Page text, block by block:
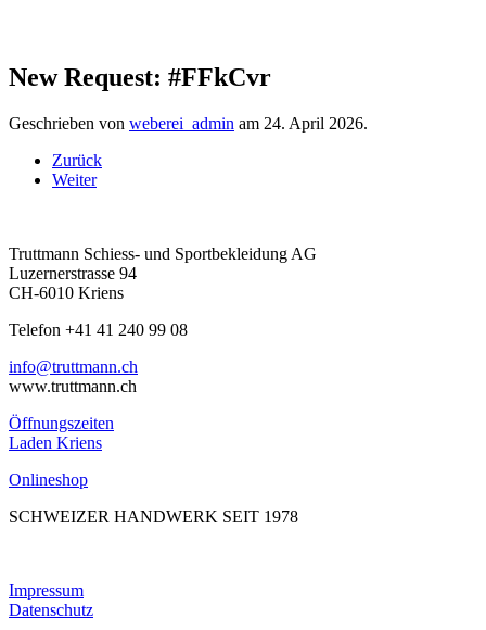
New Request: #FFkCvr
Geschrieben von weberei_admin am 24. April 2026.
Zurück
Weiter
Truttmann Schiess- und Sportbekleidung AG
Luzernerstrasse 94
CH-6010 Kriens
Telefon +41 41 240 99 08
hc.nnamtturt@ofni
www.truttmann.ch
Öffnungszeiten
Laden Kriens
Onlineshop
SCHWEIZER HANDWERK SEIT 1978
Impressum
Datenschutz